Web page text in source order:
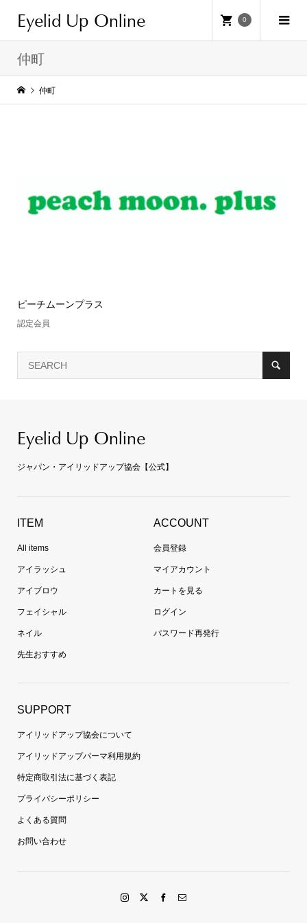
Eyelid Up Online 0
仲町
仲町
ピーチムーンプラス
認定会員
Eyelid Up Online
ジャパン・アイリッドアップ協会【公式】
ITEM
All items
アイラッシュ
アイブロウ
フェイシャル
ネイル
先生おすすめ
ACCOUNT
会員登録
マイアカウント
カートを見る
ログイン
パスワード再発行
SUPPORT
アイリッドアップ協会について
アイリッドアップパーマ利用規約
特定商取引法に基づく表記
プライバシーポリシー
よくある質問
お問い合わせ